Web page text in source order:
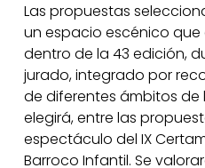
Las propuestas
un espacio escénico que
dentro de la 43 edición,
jurado, integrado por
de diferentes ámbitos de
elegirá, entre las
espectáculo del IX
Barroco Infantil. Se